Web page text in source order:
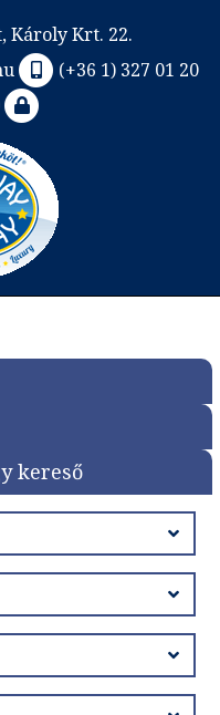
Károly Krt. 22.
(+36 1) 327 01 20
kereső